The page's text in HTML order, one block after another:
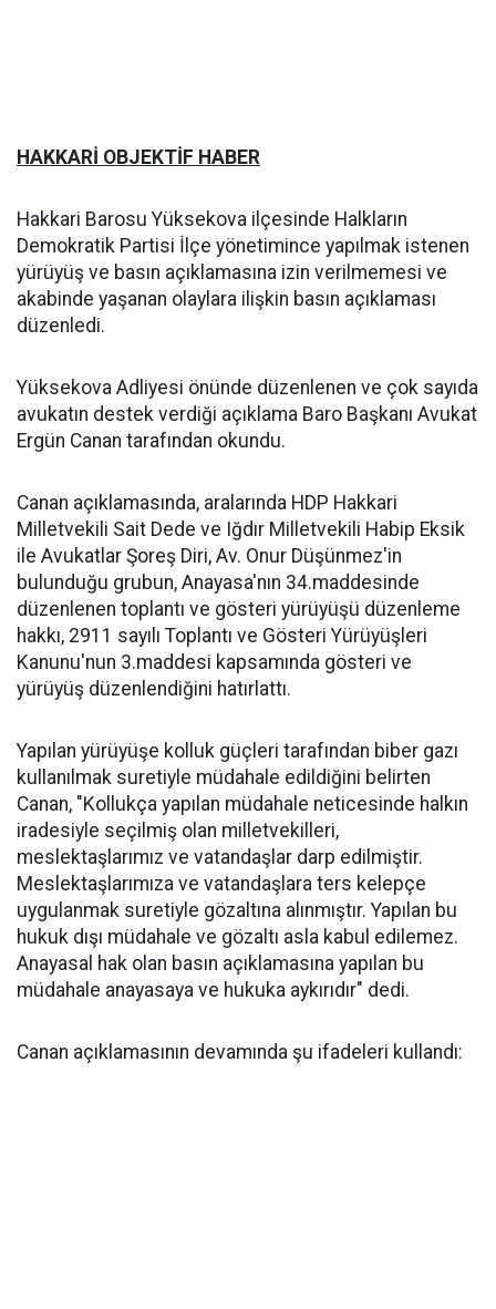
HAKKARİ OBJEKTİF HABER
Hakkari Barosu Yüksekova ilçesinde Halkların
Demokratik Partisi İlçe yönetimince yapılmak istenen
yürüyüş ve basın açıklamasına izin verilmemesi ve
akabinde yaşanan olaylara ilişkin basın açıklaması
düzenledi.
Yüksekova Adliyesi önünde düzenlenen ve çok sayıda
avukatın destek verdiği açıklama Baro Başkanı Avukat
Ergün Canan tarafından okundu.
Canan açıklamasında, aralarında HDP Hakkari
Milletvekili Sait Dede ve Iğdır Milletvekili Habip Eksik
ile Avukatlar Şoreş Diri, Av. Onur Düşünmez'in
bulunduğu grubun, Anayasa'nın 34.maddesinde
düzenlenen toplantı ve gösteri yürüyüşü düzenleme
hakkı, 2911 sayılı Toplantı ve Gösteri Yürüyüşleri
Kanunu'nun 3.maddesi kapsamında gösteri ve
yürüyüş düzenlendiğini hatırlattı.
Yapılan yürüyüşe kolluk güçleri tarafından biber gazı
kullanılmak suretiyle müdahale edildiğini belirten
Canan, "Kollukça yapılan müdahale neticesinde halkın
iradesiyle seçilmiş olan milletvekilleri,
meslektaşlarımız ve vatandaşlar darp edilmiştir.
Meslektaşlarımıza ve vatandaşlara ters kelepçe
uygulanmak suretiyle gözaltına alınmıştır. Yapılan bu
hukuk dışı müdahale ve gözaltı asla kabul edilemez.
Anayasal hak olan basın açıklamasına yapılan bu
müdahale anayasaya ve hukuka aykırıdır" dedi.
Canan açıklamasının devamında şu ifadeleri kullandı: